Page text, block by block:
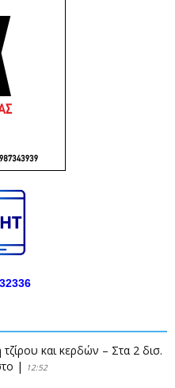
και κερδών – Στα 2 δισ.
| 12:52